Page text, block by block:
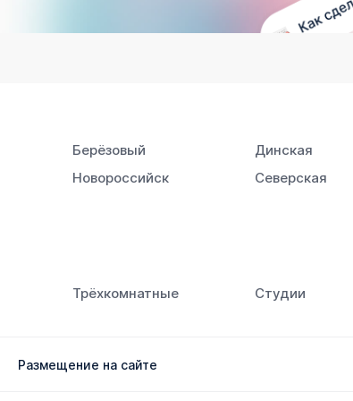
Берёзовый Динская
Новороссийск Северская
Трёхкомнатные Студии
Размещение на сайте